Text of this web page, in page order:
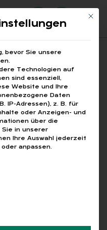
dem
L+G +
Mit
bevor Sie unsere
Technologien auf
sind essenziell,
Website und Ihre
Daten
IP-Adressen), z. B. für
oder Anzeigen- und
über die
Sie in unserer
Ihre Auswahl jederzeit
anpassen.
Gruppen, für